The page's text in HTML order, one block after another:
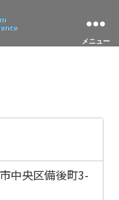
メニュー
中央区備後町3-